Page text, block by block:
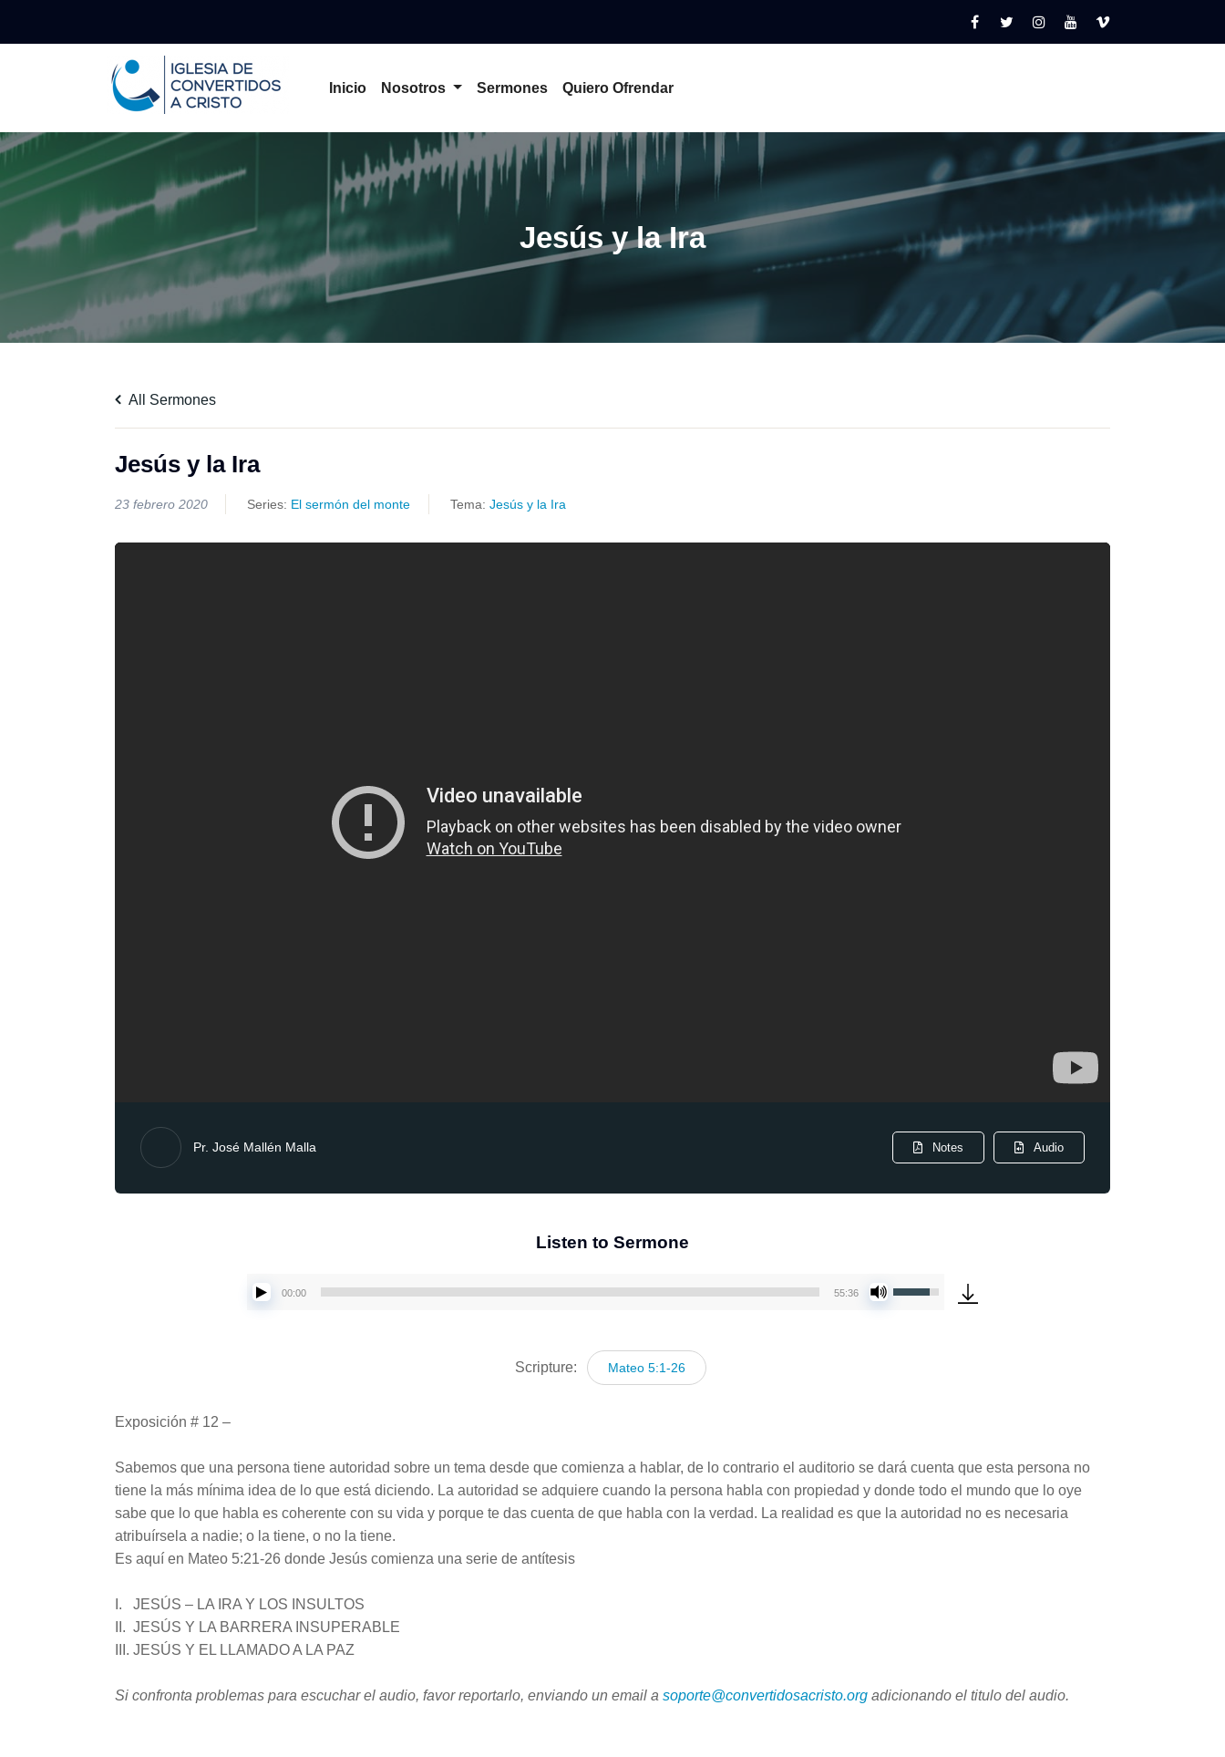
Inicio Nosotros Sermones Quiero Ofrendar
Jesús y la Ira
All Sermones
Jesús y la Ira
23 febrero 2020 Series: El sermón del monte Tema: Jesús y la Ira
Pr. José Mallén Malla Audio
Notes
Listen to Sermone
Reproductor
audio
00:00 55:36
o
disminuir
el
Scripture: Mateo 5:1-26
Exposición # 12 –
Sabemos que una persona tiene autoridad sobre un tema desde que comienza a hablar, de lo contrario el auditorio se dará cuenta que esta persona no
tiene la más mínima idea de lo que está diciendo. La autoridad se adquiere cuando la persona habla con propiedad y donde todo el mundo que lo oye
sabe que lo que habla es coherente con su vida y porque te das cuenta de que habla con la verdad. La realidad es que la autoridad no es necesaria
atribuírsela a nadie; o la tiene, o no la tiene.
Es aquí en Mateo 5:21-26 donde Jesús comienza una serie de antítesis
I. JESÚS – LA IRA Y LOS INSULTOS
II. JESÚS Y LA BARRERA INSUPERABLE
III. JESÚS Y EL LLAMADO A LA PAZ
Si confronta problemas para escuchar el audio, favor reportarlo, enviando un email a soporte@convertidosacristo.orgadicionando el titulo del audio.